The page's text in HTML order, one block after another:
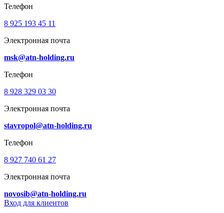
Телефон
8 925 193 45 11
Электронная почта
msk@atn-holding.ru
Телефон
8 928 329 03 30
Электронная почта
stavropol@atn-holding.ru
Телефон
8 927 740 61 27
Электронная почта
novosib@atn-holding.ru
Вход для клиентов